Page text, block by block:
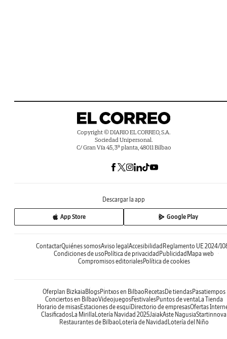
Copyright © DIARIO EL CORREO, S.A.
Sociedad Unipersonal.
C/ Gran Vía 45, 3ª planta, 48011 Bilbao
Descargar la app
App Store Google Play
ContactarQuiénes somosAviso legal Accesibilidad Reglamento UE 2024/
Condiciones de uso Política de privacidad Publicidad Mapa web
Compromisos editorialesPolítica de cookies
Oferplan Bizkaia BlogsPintxos en Bilbao RecetasDe tiendasPasatiempos
Conciertos en BilbaoVideojuegosFestivalesPuntos de venta La Tienda
Horario de misasEstaciones de esquíDirectorio de empresasOfertas
Clasificados La Mirilla Lotería Navidad 2025JaiakAste NagusiaStartinnova
Restaurantes de Bilbao Lotería de Navidad Lotería del Niño